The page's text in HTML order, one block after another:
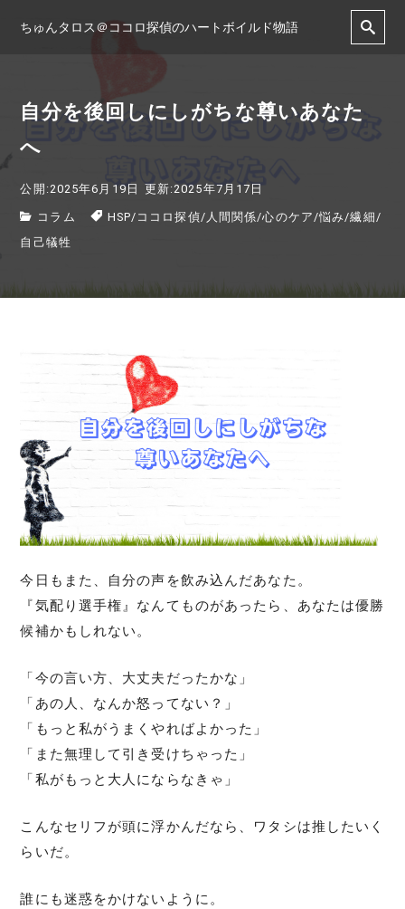
ちゅんタロス＠ココロ探偵のハートボイルド物語
自分を後回しにしがちな尊いあなた
へ
公開:2025年6月19日 更新:2025年7月17日
コラム HSP/ ココロ探偵/ 人間関係/心のケア /悩み/繊細 /
自己犠牲
今日もまた、自分の声を飲み込んだあなた。
『気配り選手権』なんてものがあったら、あなたは優勝
候補かもしれない。
「今の言い方、大丈夫だったかな」
「あの人、なんか怒ってない？」
「もっと私がうまくやればよかった」
「また無理して引き受けちゃった」
「私がもっと大人にならなきゃ」
こんなセリフが頭に浮かんだなら、ワタシは推したいく
らいだ。
誰にも迷惑をかけないように。